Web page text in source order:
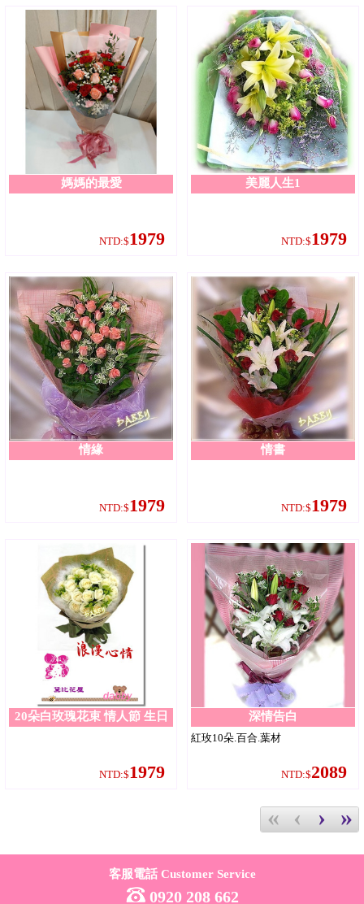
媽媽的最愛
NTD:$1979
美麗人生1
NTD:$1979
情緣
NTD:$1979
情書
NTD:$1979
20朵白玫瑰花束 情人節 生日
NTD:$1979
深情告白
紅玫10朵.百合.葉材
NTD:$2089
« ‹ › »
客服電話 Customer Service
0920 208 662